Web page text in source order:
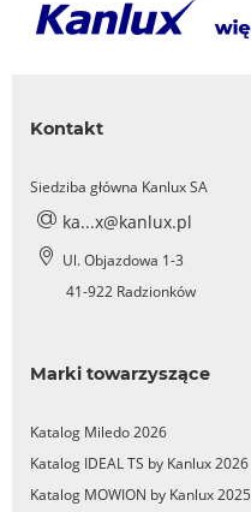
Kontakt
Siedziba główna Kanlux SA
ka...x@kanlux.pl
Ul. Objazdowa 1-3
41-922 Radzionków
Marki towarzyszące
Katalog Miledo 2026
Katalog IDEAL TS by Kanlux 2026
Katalog MOWION by Kanlux 2025